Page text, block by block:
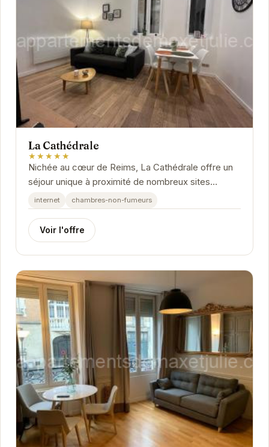
La Cathédrale
★★★★★
Nichée au cœur de Reims, La Cathédrale offre un
séjour unique à proximité de nombreux sites
d'intérêt.
internet chambres-non-fumeurs
Voir l'offre